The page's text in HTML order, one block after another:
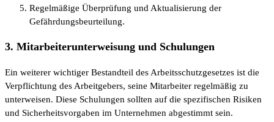
Regelmäßige Überprüfung und Aktualisierung der
Gefährdungsbeurteilung.
3. Mitarbeiterunterweisung und Schulungen
Ein weiterer wichtiger Bestandteil des Arbeitsschutzgesetzes ist die
Verpflichtung des Arbeitgebers, seine Mitarbeiter regelmäßig zu
unterweisen. Diese Schulungen sollten auf die spezifischen Risiken
und Sicherheitsvorgaben im Unternehmen abgestimmt sein.